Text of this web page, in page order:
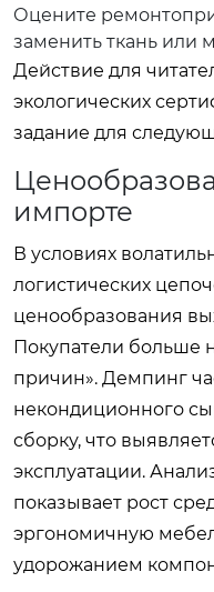
Оцените
заменить ткань или
Действие для
экологических
задание для
импорте
В условиях
логистических
ценообразования
Покупатели больше
причин». Демпинг
некондиционного
сборку, что
эксплуатации.
показывает рост
эргономичную
удорожанием